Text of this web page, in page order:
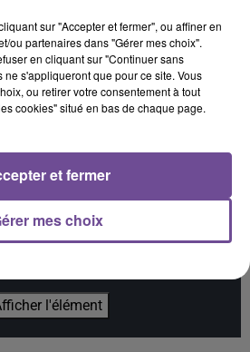
WILL BROWN
Welcome To
Brownsville
LINKIN PARK
Lost
compte-tenu du refus du
vous avez exprimé. Si vous
de nous donner votre accord
l'élément
sur "Accepter et fermer", ou affiner en
ou partenaires dans "Gérer mes choix".
en cliquant sur "Continuer sans
ne s'appliqueront que pour ce site. Vous
ou retirer votre consentement à tout
cookies" situé en bas de chaque page.
mes choix
et fermer